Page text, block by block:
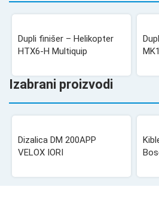
Dupli finišer – Helikopter
HTX6-H Multiquip
Izabrani proizvodi
Dizalica DM 200APP
VELOX IORI